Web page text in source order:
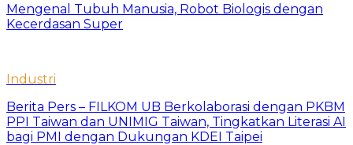
Mengenal Tubuh Manusia, Robot Biologis dengan
Kecerdasan Super
Industri
Berita Pers – FILKOM UB Berkolaborasi dengan PKBM
PPI Taiwan dan UNIMIG Taiwan, Tingkatkan Literasi AI
bagi PMI dengan Dukungan KDEI Taipei